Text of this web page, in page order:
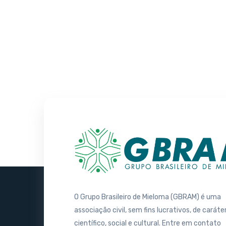
O Grupo Brasileiro de Mieloma (GBRAM) é uma
associação civil, sem fins lucrativos, de
científico, social e cultural. Entre em contato